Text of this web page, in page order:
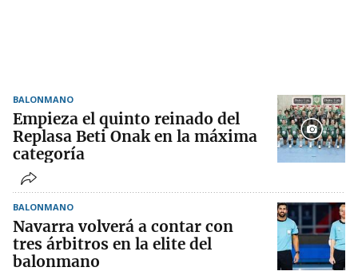
BALONMANO
Empieza el quinto reinado del
Replasa Beti Onak en la máxima
categoría
BALONMANO
Navarra volverá a contar con
tres árbitros en la elite del
balonmano